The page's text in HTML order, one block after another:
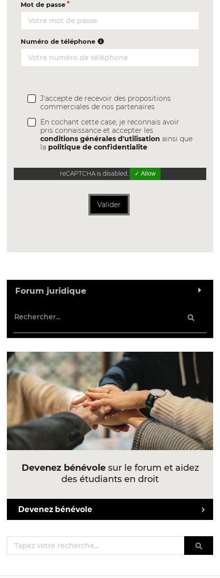
Mot de passe
Numéro de téléphone
J'accepte de recevoir des propositions
commerciales de nos partenaires
En cochant cette case, je reconnais avoir
pris connaissance et accepter les
conditions générales d'utilisation ainsi que
la politique de confidentialite
reCAPTCHA is disabled. ✓ Allow
Valider
Forum juridique
Devenez bénévolesur le forum et aidez
des étudiants en droit
Devenez bénévole